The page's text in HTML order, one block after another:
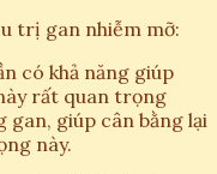
trị gan nhiễm mỡ:
có khả năng giúp
rất quan trọng
giúp cân bằng lại
này.